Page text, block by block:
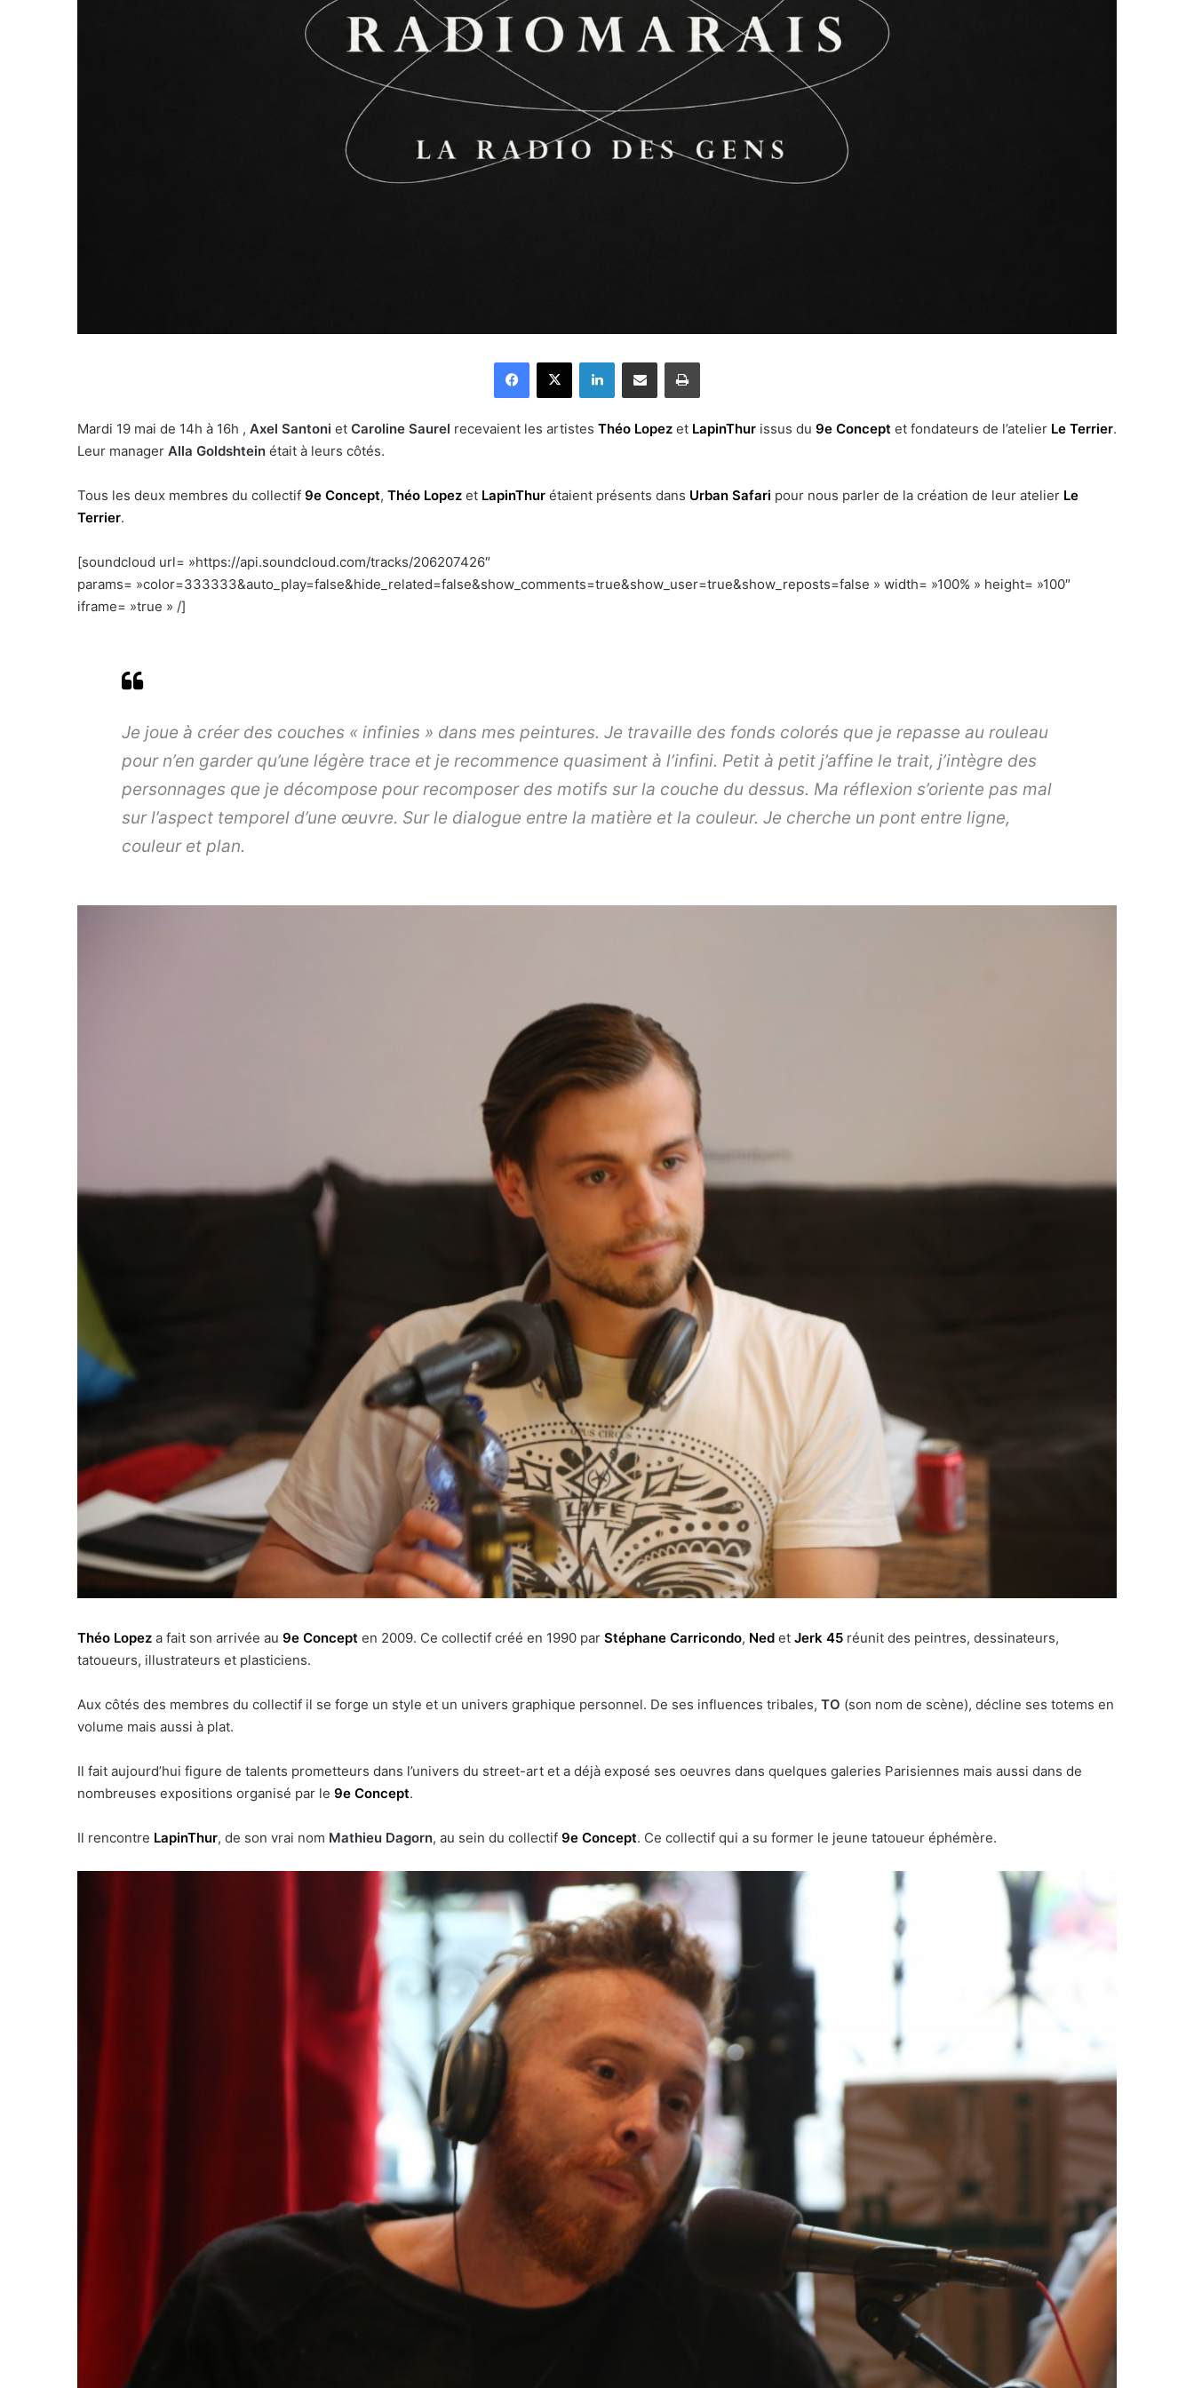
Mardi 19 mai de 14h à 16h , Axel Santoni et Caroline Saurel recevaient les artistes Théo Lopez et LapinThur issus du 9e Concept et fondateurs de l’atelier Le Terrier.
Leur manager Alla Goldshtein était à leurs côtés.
Tous les deux membres du collectif 9e Concept, Théo Lopez et LapinThur étaient présents dans Urban Safari pour nous parler de la création de leur atelier Le
Terrier.
[soundcloud url= »https://api.soundcloud.com/tracks/206207426″
params= »color=333333&auto_play=false&hide_related=false&show_comments=true&show_user=true&show_reposts=false » width= »100% » height= »100″
iframe= »true » /]
Je joue à créer des couches « infinies » dans mes peintures. Je travaille des fonds colorés que je repasse au rouleau
pour n’en garder qu’une légère trace et je recommence quasiment à l’infini. Petit à petit j’affine le trait, j’intègre des
personnages que je décompose pour recomposer des motifs sur la couche du dessus. Ma réflexion s’oriente pas mal
sur l’aspect temporel d’une œuvre. Sur le dialogue entre la matière et la couleur. Je cherche un pont entre ligne,
couleur et plan.
Théo Lopez a fait son arrivée au 9e Concept en 2009. Ce collectif créé en 1990 par Stéphane Carricondo, Ned et Jerk 45 réunit des peintres, dessinateurs,
tatoueurs, illustrateurs et plasticiens.
Aux côtés des membres du collectif il se forge un style et un univers graphique personnel. De ses influences tribales, TO (son nom de scène), décline ses totems en
volume mais aussi à plat.
Il fait aujourd’hui figure de talents prometteurs dans l’univers du street-art et a déjà exposé ses oeuvres dans quelques galeries Parisiennes mais aussi dans de
nombreuses expositions organisé par le 9e Concept.
Il rencontre LapinThur, de son vrai nom Mathieu Dagorn, au sein du collectif 9e Concept. Ce collectif qui a su former le jeune tatoueur éphémère.